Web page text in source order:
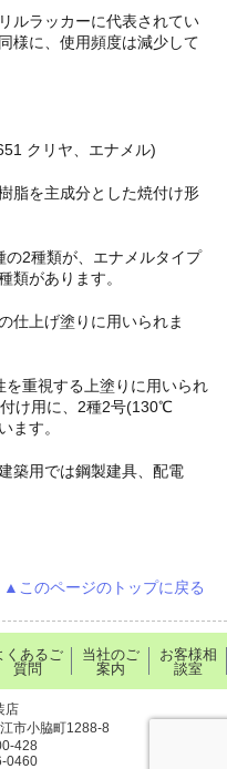
ルラッカーに代表されてい
様に、使用頻度は減少して
クリヤ、エナメル)
脂を主成分とした焼付け形
2種類が、エナメルタイプ
類があります。
仕上げ塗りに用いられま
重視する上塗りに用いられ
け用に、2種2号(130℃
ます。
築用では鋼製建具、配電
▲このページのトップに戻る
くあるご
質問
当社のご
案内
お客様相
談室
店
市小脇町1288-8
428
0460